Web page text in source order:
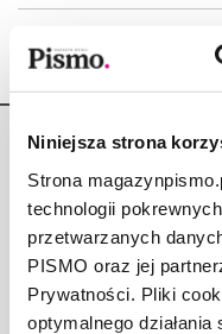
Niniejsza strona
Strona
technologii
przetwarzanych
PISMO oraz jej
Prywatności. Pliki
optymalnego
Copyright © Fundacja